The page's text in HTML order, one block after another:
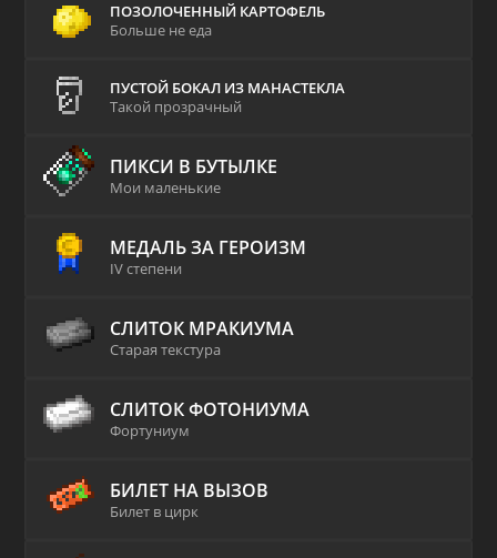
ПОЗОЛОЧЕННЫЙ КАРТОФЕЛЬ
Больше не еда
ПУСТОЙ БОКАЛ ИЗ МАНАСТЕКЛА
Такой прозрачный
ПИКСИ В БУТЫЛКЕ
Мои маленькие
МЕДАЛЬ ЗА ГЕРОИЗМ
IV степени
СЛИТОК МРАКИУМА
Старая текстура
СЛИТОК ФОТОНИУМА
Фортуниум
БИЛЕТ НА ВЫЗОВ
Билет в цирк